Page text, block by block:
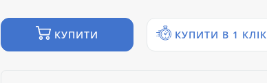
КУПИТИ КУПИТИ В 1 КЛІК